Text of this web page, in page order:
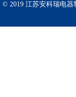
© 2019 江苏安科瑞电器